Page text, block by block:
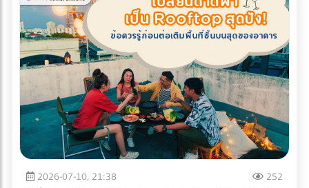
ร่วมมือกับกระดานเทรด (Exchange) เพื่อตรวจสอบร่องรอย
(Blockchain Tracing) ได้อย่างแม่นยำ อย่ารอให้จดหมาย
ประเมินภาษีย้อนหลังส่งมาถึงบริษัท! การป้องกันที่ดีที่สุดคือการ
วางโครงสร้างระบบบัญชีที่โปร่งใสและถูกต้องตามกฎหมาย หาก
คุณต้องการเปลี่ยนผู้ทำบัญชี หรือกำลังมองหาสำนักงานบัญชีที่
เชี่ยวชาญ โดยเฉพาะการวางแผนภาษีองค์กรยุคใหม่... เข้ามา
เลือกเปรียบเทียบผู้เชี่ยวชาญตัวจริงได้ที่ At-once เพื่อหมดห่วง
เรื่องภาษี แล้วโฟกัสกับการเติบโตของธุรกิจได้อย่างเต็มที่!
เดียว ทำไมต้องเป็นกระดาษ FSC และ หมึกถั่วเหลือง (Soy Ink)?
เมื่อพูดถึงการพิมพ์บรรจุภัณฑ์ องค์ประกอบหลักที่ถูกเพ่งเล็งคือ
"กระดาษ" และ "หมึกพิมพ์" กระดาษ FSC (Forest Stewardship
Council): คือกระดาษที่ได้รับการรับรองว่ามาจากป่าปลูกเชิง
พาณิชย์ที่มีการจัดการอย่างยั่งยืน ไม่ตัดไม้ทำลายป่า การใช้
สัญลักษณ์ FSC บนบรรจุภัณฑ์คือใบผ่านทางชั้นดีที่ช่วยให้สินค้า
ของคุณส่งออกไปยังยุโรปและอเมริกาได้โดยไม่ถูกตั้งคำถาม หมึก
ถั่วเหลือง (Soy Ink): หมึกพิมพ์แบบดั้งเดิม (Petroleum-based)
มีสาร VOCs (Volatile Organic Compounds) สูง ซึ่งเป็นก๊าซ
เรือนกระจกและเป็นอุปสรรคต่อกระบวนการรีไซเคิลกระดาษ ใน
ขณะที่ Soy Ink ทำจากน้ำมันพืช ย่อยสลายได้ทางชีวภาพ และ
2026-07-10, 21:38 252